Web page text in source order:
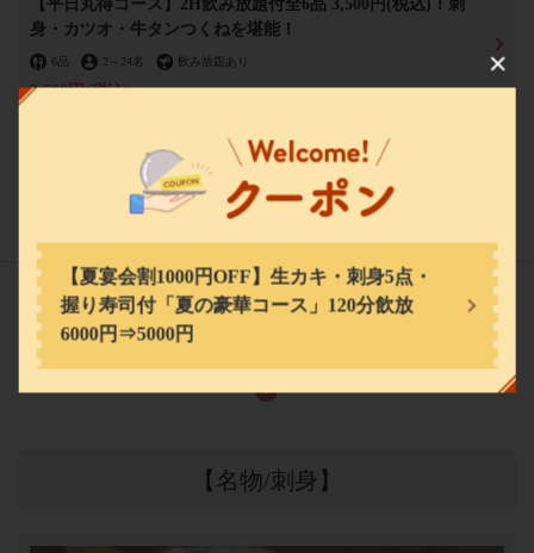
【夏宴会割1000円OFF】生カキ・刺身5点・
握り寿司付「夏の豪華コース」120分飲放
6000円⇒5000円
【平日丸得コース】2H飲み放題付全6品 3,500円(税込)！刺
身・カツオ・牛タンつくねを堪能！
6品 2 ～ 24名 飲み放題あり
3,500円(税込)
もっと見る
料理
【名物/刺身】
この店舗情報をシェアする
宮城県仙台市青葉区中央３-7-5 仙台パルコ2 1F
https://ichinoni.owst.jp/
閉じる